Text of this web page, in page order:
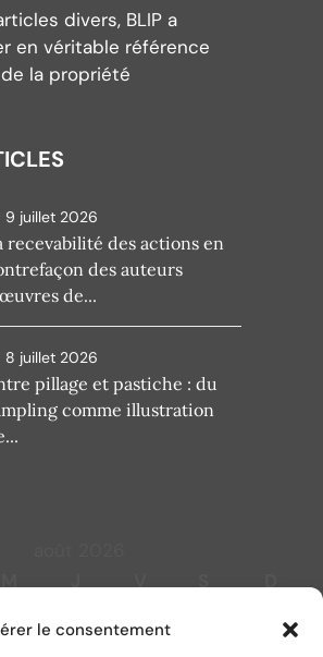
le consentement
divers, BLIP a
en véritable référence
la propriété
9 juillet 2026
recevabilité des actions en
des auteurs
de...
8 juillet 2026
pillage et pastiche : du
comme illustration
6